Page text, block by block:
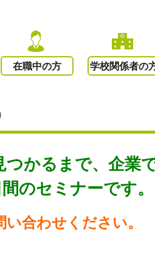
在職中の方 学校関係者の
つかるまで、企業
間のセミナーです。
い合わせください。